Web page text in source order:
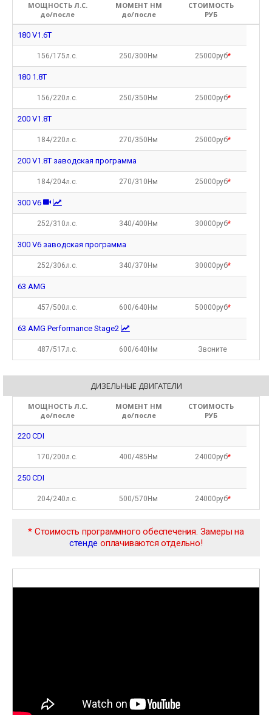
МОЩНОСТЬ Л.С.
до/после
МОМЕНТ НМ
до/после
СТОИМОСТЬ
РУБ
180 V1.6T
156/175л.с. 250/300Нм 25000руб*
180 1.8T
156/220л.с. 250/350Нм 25000руб*
200 V1.8T
184/220л.с. 270/350Нм 25000руб*
200 V1.8T заводская программа
184/204л.с. 270/310Нм 25000руб*
300 V6
252/310л.с. 340/400Нм 30000руб*
300 V6 заводская программа
252/306л.с. 340/370Нм 30000руб*
63 AMG
457/500л.с. 600/640Нм 50000руб*
63 AMG Performance Stage2
487/517л.с. 600/640Нм Звоните
ДИЗЕЛЬНЫЕ ДВИГАТЕЛИ
МОЩНОСТЬ Л.С.
до/после
МОМЕНТ НМ
до/после
СТОИМОСТЬ
РУБ
220 CDI
170/200л.с. 400/485Нм 24000руб*
250 CDI
204/240л.с. 500/570Нм 24000руб*
* Стоимость программного обеспечения. Замеры на
стенде оплачиваются отдельно!